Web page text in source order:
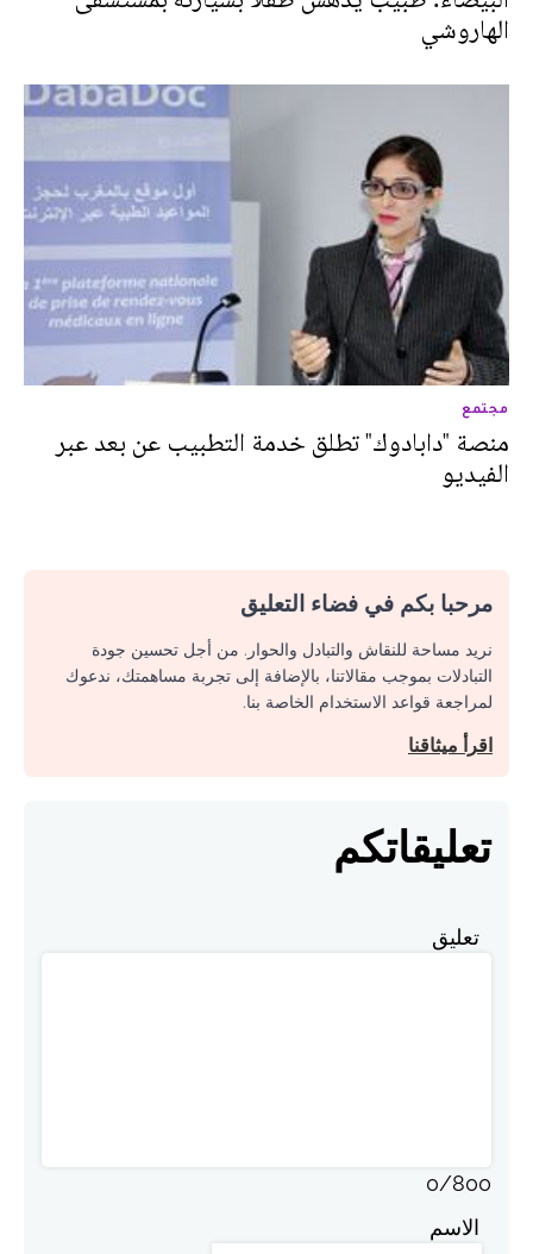
الهاروشي
مجتمع
منصة "دابادوك" تطلق خدمة التطبيب عن بعد عبر
الفيديو
مرحبا بكم في فضاء التعليق
نريد مساحة للنقاش والتبادل والحوار. من أجل تحسين جودة
التبادلات بموجب مقالاتنا، بالإضافة إلى تجربة مساهمتك، ندعوك
لمراجعة قواعد الاستخدام الخاصة بنا.
اقرأ ميثاقنا
تعليقاتكم
تعليق
0/800
الاسم